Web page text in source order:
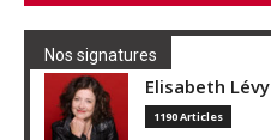
Nos signatures
Elisabeth Lévy
1190 Articles